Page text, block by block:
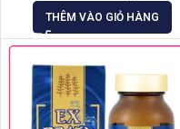
THÊM VÀO GIỎ HÀNG